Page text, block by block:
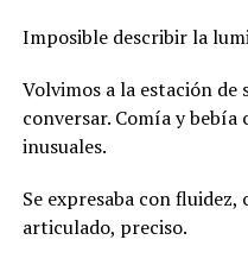
Imposible describir la
Volvimos a la estación de
conversar. Comía y bebía
inusuales.
Se expresaba con
articulado, preciso.